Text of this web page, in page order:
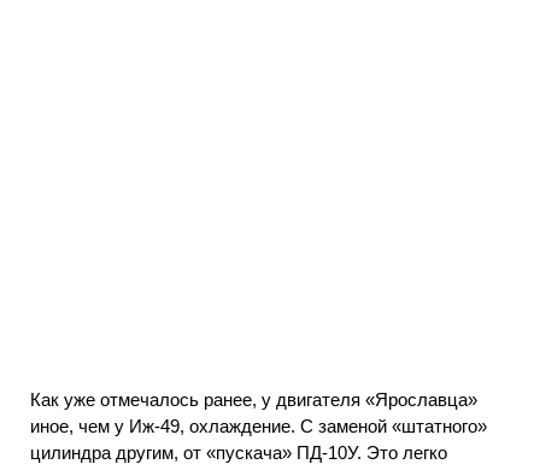
Как уже отмечалось ранее, у двигателя «Ярославца»
иное, чем у Иж-49, охлаждение. С заменой «штатного»
цилиндра другим, от «пускача» ПД-10У. Это легко